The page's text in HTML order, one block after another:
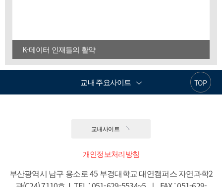
K-데이터 인재들의 활약
TOP
교내 주요사이트
교내사이트
개인정보처리방침
부산광역시 남구 용소로 45 부경대학교 대연캠퍼스 자연과학2